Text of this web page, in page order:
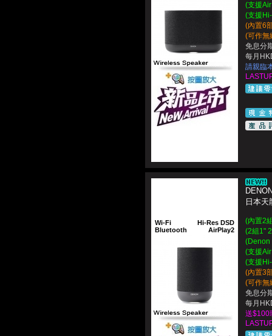
(支援
(支援
(內置6
(可作無
免息分
每月
請親臨
Wi-Fi
Bluetooth
Hi-Res DSD
AirPlay2
日本
(內置2
(2組1"
(Denon
(支援
(支援
(內置3
(可作無
免息分
每月
送$100